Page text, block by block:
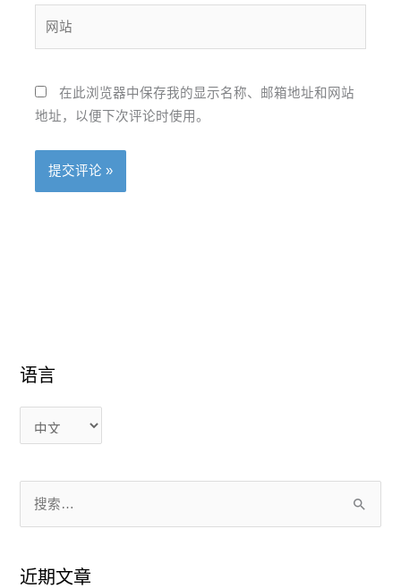
箱
在此浏览器中保存我的显示名称、邮箱地址和网站
地址，以便下次评论时使用。
语言
语
近期文章
语